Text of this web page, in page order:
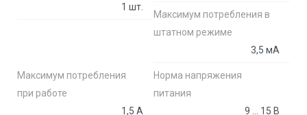
1 шт.
Максимум потребления в
штатном режиме
3,5 мА
Максимум потребления
при работе
1,5 А
Норма напряжения
питания
9 … 15 В